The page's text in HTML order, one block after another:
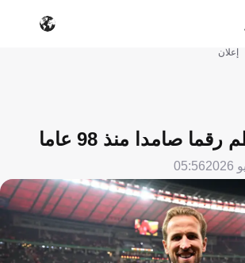
إعلان
صامدا منذ 98 عاما
05:56